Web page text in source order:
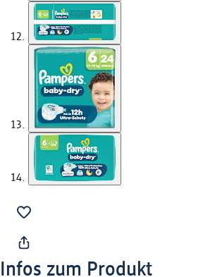
Infos zum Produkt